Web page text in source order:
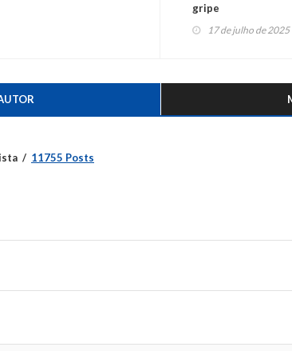
gripe
17 de julho de 2025
11755 Posts